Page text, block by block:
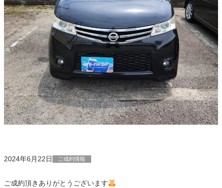
2024年6月22日 ご成約情報
ご成約頂きありがとうございます